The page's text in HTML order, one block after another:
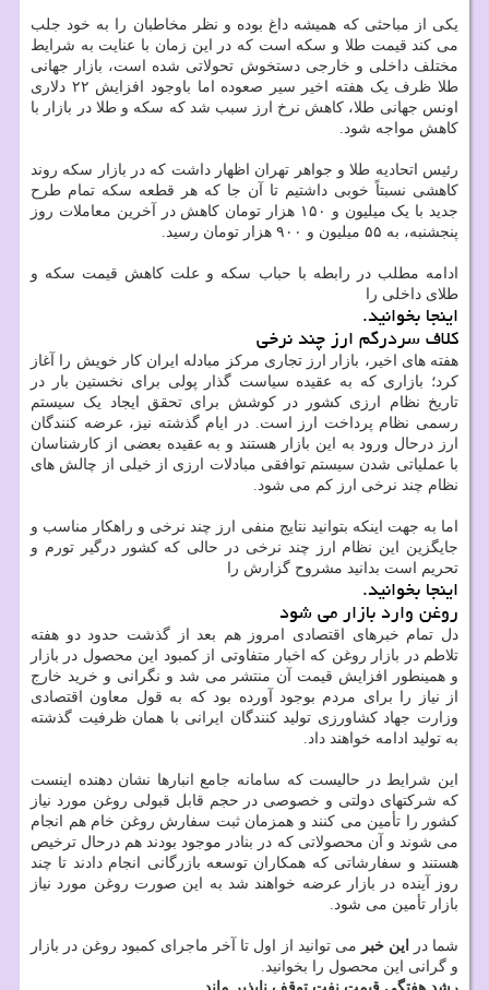
یکی از مباحثی که همیشه داغ بوده و نظر مخاطبان را به خود جلب
می کند قیمت طلا و سکه است که در این زمان با عنایت به شرایط
مختلف داخلی و خارجی دستخوش تحولاتی شده است، بازار جهانی
طلا ظرف یک هفته اخیر سیر صعوده اما باوجود افزایش ۲۲ دلاری
اونس جهانی طلا، کاهش نرخ ارز سبب شد که سکه و طلا در بازار با
کاهش مواجه شود.
رئیس اتحادیه طلا و جواهر تهران اظهار داشت که در بازار سکه روند
کاهشی نسبتاً خوبی داشتیم تا آن جا که هر قطعه سکه تمام طرح
جدید با یک میلیون و ۱۵۰ هزار تومان کاهش در آخرین معاملات روز
پنجشنبه، به ۵۵ میلیون و ۹۰۰ هزار تومان رسید.
ادامه مطلب در رابطه با حباب سکه و علت کاهش قیمت سکه و
طلای داخلی را
اینجا بخوانید.
کلاف سردرگم ارز چند نرخی
هفته های اخیر، بازار ارز تجاری مرکز مبادله ایران کار خویش را آغاز
کرد؛ بازاری که به عقیده سیاست گذار پولی برای نخستین بار در
تاریخ نظام ارزی کشور در کوشش برای تحقق ایجاد یک سیستم
رسمی نظام پرداخت ارز است. در ایام گذشته نیز، عرضه کنندگان
ارز درحال ورود به این بازار هستند و به عقیده بعضی از کارشناسان
با عملیاتی شدن سیستم توافقی مبادلات ارزی از خیلی از چالش های
نظام چند نرخی ارز کم می شود.
اما به جهت اینکه بتوانید نتایج منفی ارز چند نرخی و راهکار مناسب و
جایگزین این نظام ارز چند نرخی در حالی که کشور درگیر تورم و
تحریم است بدانید مشروح گزارش را
اینجا بخوانید.
روغن وارد بازار می شود
دل تمام خبرهای اقتصادی امروز هم بعد از گذشت حدود دو هفته
تلاطم در بازار روغن که اخبار متفاوتی از کمبود این محصول در بازار
و همینطور افزایش قیمت آن منتشر می شد و نگرانی و خرید خارج
از نیاز را برای مردم بوجود آورده بود که به قول معاون اقتصادی
وزارت جهاد کشاورزی تولید کنندگان ایرانی با همان ظرفیت گذشته
به تولید ادامه خواهند داد.
این شرایط در حالیست که سامانه جامع انبارها نشان دهنده اینست
که شرکتهای دولتی و خصوصی در حجم قابل قبولی روغن مورد نیاز
کشور را تأمین می کنند و همزمان ثبت سفارش روغن خام هم انجام
می شوند و آن محصولاتی که در بنادر موجود بودند هم درحال ترخیص
هستند و سفارشاتی که همکاران توسعه بازرگانی انجام دادند تا چند
روز آینده در بازار عرضه خواهند شد به این صورت روغن مورد نیاز
بازار تأمین می شود.
شما در این خبر می توانید از اول تا آخر ماجرای کمبود روغن در بازار
و گرانی این محصول را بخوانید.